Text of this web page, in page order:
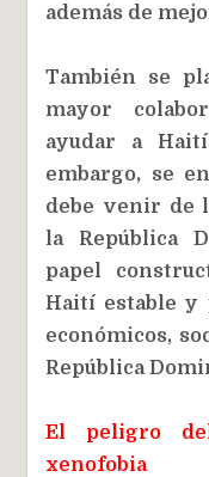
además de
También se
mayor
ayudar a
embargo, se
debe venir de
la República
papel
Haití estable y
económicos,
República
El peligro
xenofobia